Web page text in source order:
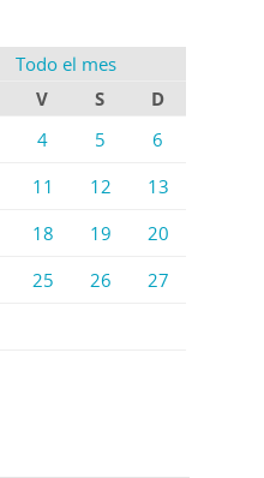
Todo el mes
V S
D
4 5
6
11 12
13
18 19
20
25 26
27